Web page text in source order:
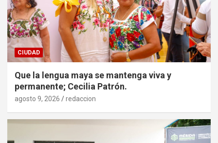
CIUDAD
Que la lengua maya se mantenga viva y
permanente; Cecilia Patrón.
agosto 9, 2026 redaccion